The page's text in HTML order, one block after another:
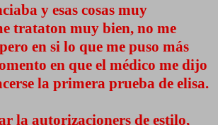
y esas cosas muy
trataton muy bien, no me
en si lo que me puso más
en que el médico me dijo
la primera prueba de elisa.
la autorizacioners de estilo,